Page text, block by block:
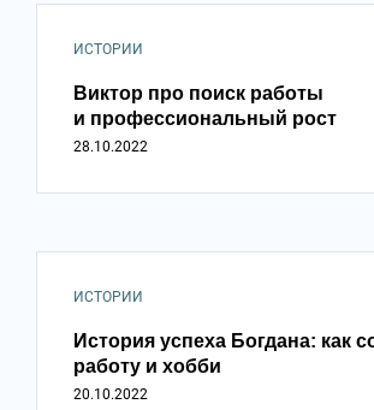
ИСТОРИИ
Виктор про поиск работы
и профессиональный рост
28.10.2022
ИСТОРИИ
История успеха Богдана: как
работу и хобби
20.10.2022